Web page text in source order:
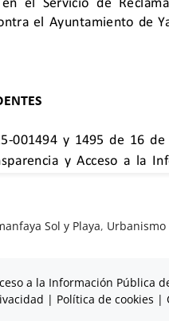
Sol y Playa, Urbanismo
a la Información Pública
| Política de cookies |